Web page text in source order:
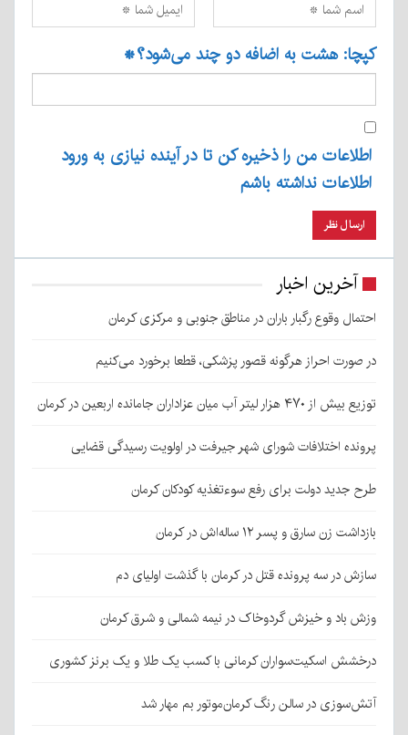
کپچا: هشت به اضافه دو چند می‌شود؟*
اطلاعات من را ذخیره کن تا در آینده نیازی به ورود
اطلاعات نداشته باشم
آخرین اخبار
احتمال وقوع رگبار باران در مناطق جنوبی و مرکزی کرمان
در صورت احراز هرگونه قصور پزشکی، قطعا برخورد می‌کنیم
توزیع بیش از ۴۷۰ هزار لیتر آب میان عزاداران جامانده اربعین در کرمان
پرونده اختلافات شورای شهر جیرفت در اولویت رسیدگی قضایی
طرح جدید دولت برای رفع سوءتغذیه کودکان کرمان
بازداشت زن سارق و پسر ۱۲ ساله‌اش در کرمان
سازش در سه پرونده قتل در کرمان با گذشت اولیای دم
وزش باد و خیزش گردوخاک در نیمه شمالی و شرق کرمان
درخشش اسکیت‌سواران کرمانی با کسب یک طلا و یک برنز کشوری
آتش‌سوزی در سالن رنگ کرمان‌موتور بم مهار شد